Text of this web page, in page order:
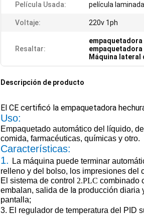
Película Usada: película laminada
Voltaje: 220v 1ph
Resaltar:
Máquina lateral
Descripción de producto
El CE certificó la empaquetadora
Uso:
Empaquetado automático del líquido,
comida, farmacéuticas, químicas y otro.
Características:
1.
La máquina puede terminar
relleno y del bolso, los impresiones del
El sistema de control 2.PLC combinado
embalan, salida de la producción diaria
pantalla;
3. El regulador de temperatura del PID